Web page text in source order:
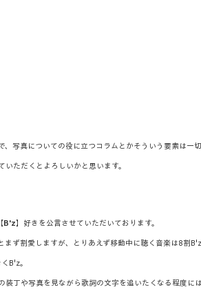
写真についての役に立つコラムとかそういう要素は一切
ただくとよろしいかと思います。
B'z】好きを公言させていただいております。
ず割愛しますが、とりあえず移動中に聴く音楽は8割
B'z。
丁や写真を見ながら歌詞の文字を追いたくなる程度に